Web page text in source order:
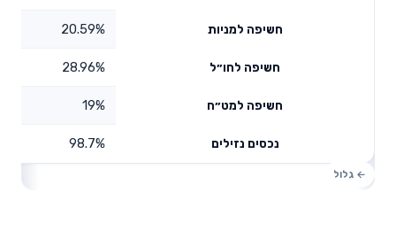
חשיפה למניות 20.59%
חשיפה לחו״ל 28.96%
חשיפה למט״ח 19%
נכסים נזילים 98.7%